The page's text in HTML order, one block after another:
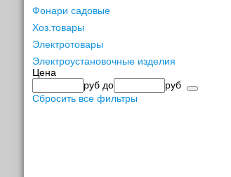
Фонари садовые
Хоз.товары
Электротовары
Электроустановочные изделия
Цена
руб до
руб
Сбросить все фильтры